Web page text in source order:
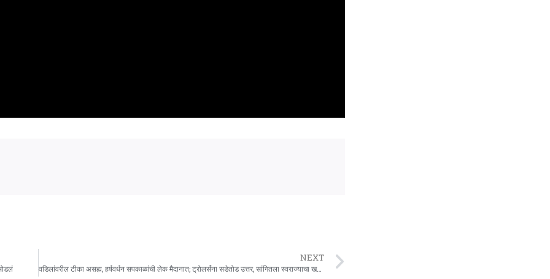
NEXT
वडिलांवरील टीका असह्य, हर्षवर्धन सपकाळांची लेक मैदानात; ट्रोलर्संना सडेतोड उत्तर, सांगितला स्वराज्याचा खरा अर्थ